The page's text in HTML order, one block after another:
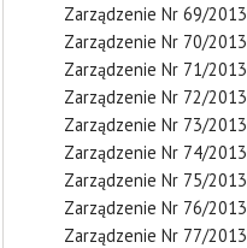
Zarządzenie Nr 69/2013
Zarządzenie Nr 70/2013
Zarządzenie Nr 71/2013
Zarządzenie Nr 72/2013
Zarządzenie Nr 73/2013
Zarządzenie Nr 74/2013
Zarządzenie Nr 75/2013
Zarządzenie Nr 76/2013
Zarządzenie Nr 77/2013